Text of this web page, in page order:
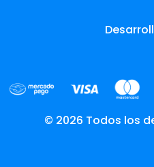
© 2026 Todos los